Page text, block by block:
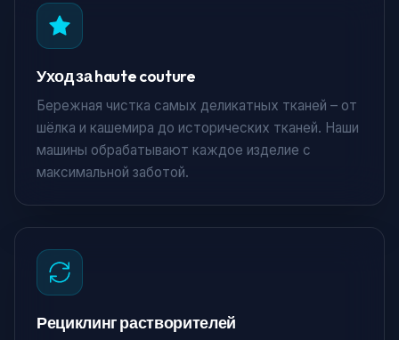
Уход за haute couture
Бережная чистка самых деликатных тканей – от
шёлка и кашемира до исторических тканей. Наши
машины обрабатывают каждое изделие с
максимальной заботой.
Рециклинг растворителей